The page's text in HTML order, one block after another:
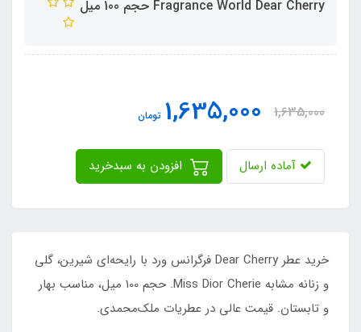
Fragrance World Dear Cherry حجم 100 میل
1,635,000
1,635,000 تومان
آماده ارسال
خرید عطر Dear Cherry فرگرانس ورد با رایحه‌ای شیرین، گلی
و زنانه مشابه Miss Dior Cherie. حجم 100 میل، مناسب بهار
و تابستان. قیمت عالی در عطریات ملک‌محمدی.